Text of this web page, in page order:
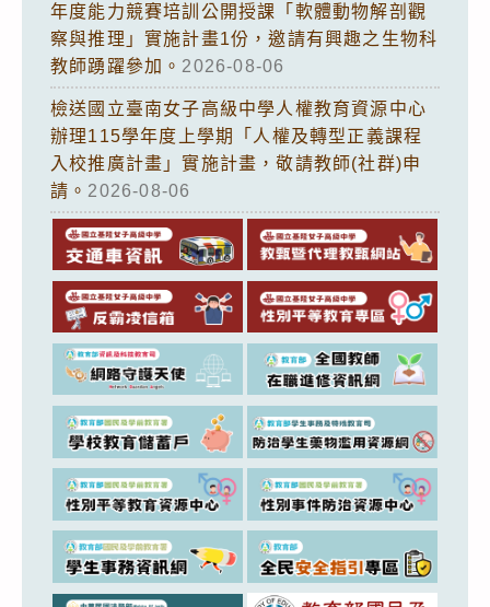
年度能力競賽培訓公開授課「軟體動物解剖觀
察與推理」實施計畫1份，邀請有興趣之生物科
教師踴躍參加。 2026-08-06
檢送國立臺南女子高級中學人權教育資源中心
辦理115學年度上學期「人權及轉型正義課程
入校推廣計畫」實施計畫，敬請教師(社群)申
請。 2026-08-06